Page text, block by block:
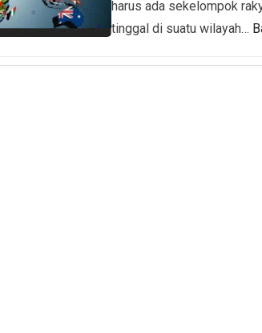
harus ada sekelompok
tinggal di suatu wilayah…